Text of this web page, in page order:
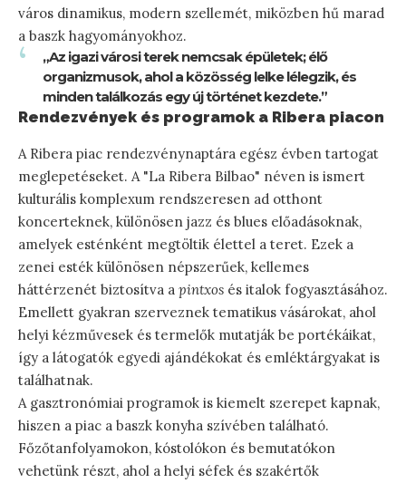
város dinamikus, modern szellemét, miközben hű marad
a baszk hagyományokhoz.
„Az igazi városi terek nemcsak épületek; élő
organizmusok, ahol a közösség lelke lélegzik, és
minden találkozás egy új történet kezdete.”
Rendezvények és programok a Ribera piacon
A Ribera piac rendezvénynaptára egész évben tartogat
meglepetéseket. A "La Ribera Bilbao" néven is ismert
kulturális komplexum rendszeresen ad otthont
koncerteknek, különösen jazz és blues előadásoknak,
amelyek esténként megtöltik élettel a teret. Ezek a
zenei esték különösen népszerűek, kellemes
háttérzenét biztosítva a pintxos és italok fogyasztásához.
Emellett gyakran szerveznek tematikus vásárokat, ahol
helyi kézművesek és termelők mutatják be portékáikat,
így a látogatók egyedi ajándékokat és emléktárgyakat is
találhatnak.
A gasztronómiai programok is kiemelt szerepet kapnak,
hiszen a piac a baszk konyha szívében található.
Főzőtanfolyamokon, kóstolókon és bemutatókon
vehetünk részt, ahol a helyi séfek és szakértők